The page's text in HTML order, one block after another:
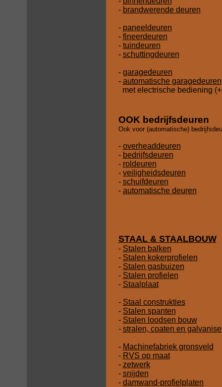
- brandwerende deuren
- paneeldeuren
- fineerdeuren
- tuindeuren
- schuttingdeuren
- garagedeuren
- automatische garagedeuren
met electrische bediening
OOK bedrijfsdeuren
Ook voor (automatische)
- overheaddeuren
- bedrijfsdeuren
- roldeuren
- veiligheidsdeuren
- schuifdeuren
- automatische deuren
STAAL & STAALBOUW
- Stalen balken
- Stalen kokerprofielen
- Stalen gasbuizen
- Stalen profielen
- Staalplaat
- Staal construkties
- Stalen spanten
- Stalen loodsen bouw
- stralen, coaten en
- Machinefabriek gronsveld
- RVS op maat
- zetwerk
- snijden
- damwand-profielplaten